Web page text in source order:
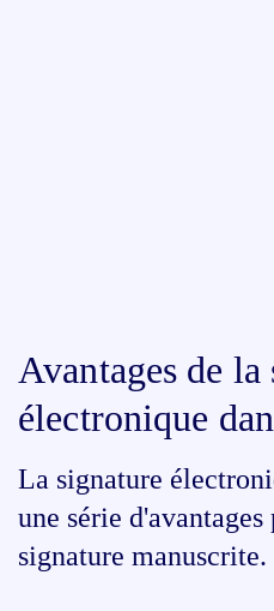
Avantages de la
électronique
La signature
une série
signature manuscrite.